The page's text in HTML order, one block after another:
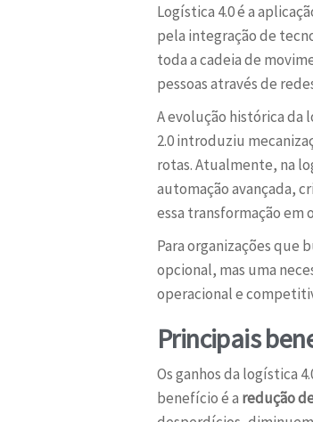
Logística 4.0 é a
pela integração de
toda a cadeia de
pessoas através de
A evolução histórica da
2.0 introduziu
rotas. Atualmente, na
automação avançada,
essa transformação em
Para organizações que
opcional, mas uma
operacional e
Principais
Os ganhos da logística
benefício é a redução